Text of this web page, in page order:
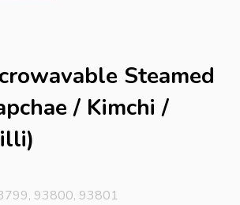
Steamed
/ Kimchi /
93800, 93801